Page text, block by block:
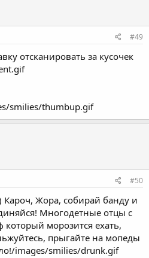
#49
отсканировать за кусочек
smilies/thumbup.gif
#50
Жора, собирай банду и
Многодетные отцы с
морозится ехать,
прыгайте на мопеды
images/smilies/drunk.gif